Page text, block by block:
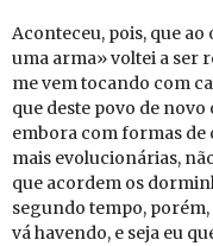
Aconteceu, pois, que
uma arma» voltei a ser
me vem tocando com
que deste povo de
embora com formas de
mais evolucionárias,
que acordem os
segundo tempo,
vá havendo, e seja eu